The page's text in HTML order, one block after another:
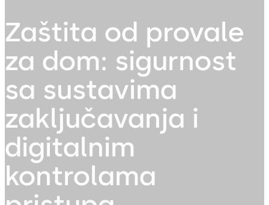
Zaštita od provale
za dom: sigurnost
sa sustavima
zaključavanja i
digitalnim
kontrolama